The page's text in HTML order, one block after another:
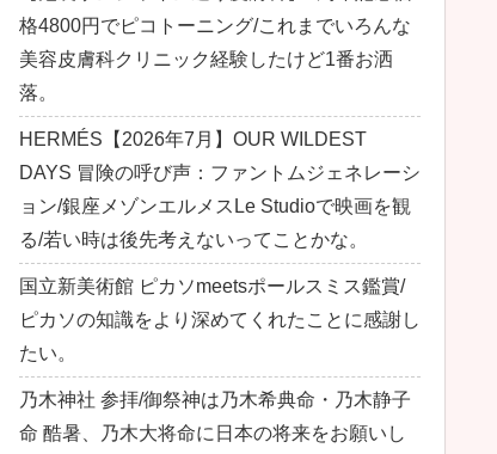
格4800円でピコトーニング/これまでいろんな
美容皮膚科クリニック経験したけど1番お洒
落。
HERMÉS【2026年7月】OUR WILDEST
DAYS 冒険の呼び声：ファントムジェネレーシ
ョン/銀座メゾンエルメスLe Studioで映画を観
る/若い時は後先考えないってことかな。
国立新美術館 ピカソmeetsポールスミス鑑賞/
ピカソの知識をより深めてくれたことに感謝し
たい。
乃木神社 参拝/御祭神は乃木希典命・乃木静子
命 酷暑、乃木大将命に日本の将来をお願いし